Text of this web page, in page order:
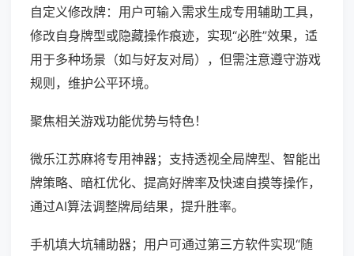
自定义修改牌：用户可输入需求生成专用辅助工具，
修改自身牌型或隐藏操作痕迹，实现“必胜”效果，适
用于多种场景（如与好友对局），但需注意遵守游戏
规则，维护公平环境。
聚焦相关游戏功能优势与特色！
微乐江苏麻将专用神器；支持透视全局牌型、智能出
牌策略、暗杠优化、提高好牌率及快速自摸等操作，
通过AI算法调整牌局结果，提升胜率。
手机填大坑辅助器；用户可通过第三方软件实现“随